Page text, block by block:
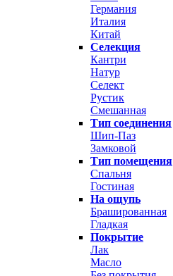
Германия
Италия
Китай
Селекция
Кантри
Натур
Селект
Рустик
Смешанная
Тип соединения
Шип-Паз
Замковой
Тип помещения
Спальня
Гостиная
На ощупь
Брашированная
Гладкая
Покрытие
Лак
Масло